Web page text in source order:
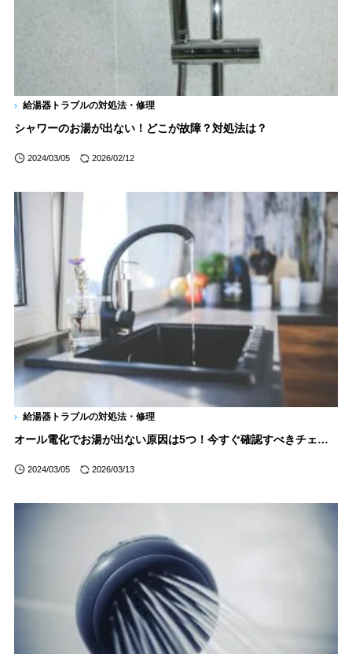
給湯器トラブルの対処法・修理
シャワーのお湯が出ない！どこが故障？対処法は？
2024/03/05 2026/02/12
給湯器トラブルの対処法・修理
オール電化でお湯が出ない原因は5つ！今すぐ確認すべきチェックポイントと対処法
2024/03/05 2026/03/13